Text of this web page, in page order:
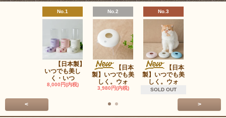
No.1
【日本製】
いつでも美し
く・いつ
8,000円(内税)
No.2
【日本
製】いつでも美
しく。ウォ
3,980円(内税)
No.3
【日本
製】いつでも美
しく。ウォ
SOLD OUT
< >